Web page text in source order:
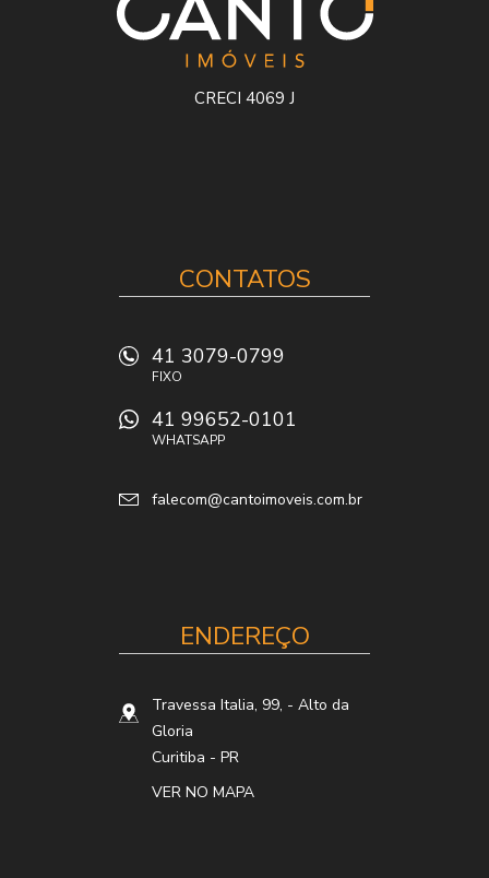
CRECI 4069 J
CONTATOS
41 3079-0799
FIXO
41 99652-0101
WHATSAPP
falecom@cantoimoveis.com.br
ENDEREÇO
Travessa Italia, 99, - Alto da
Gloria
Curitiba - PR
VER NO MAPA